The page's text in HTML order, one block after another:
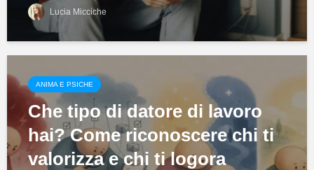
Lucia Micciche
ANIMA E PSICHE
Che tipo di datore di lavoro
hai? Come riconoscere chi ti
valorizza e chi ti logora